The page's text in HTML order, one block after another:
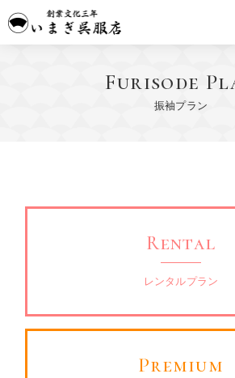
Furisode
振袖プラン
Rental
レンタルプラン
Premium